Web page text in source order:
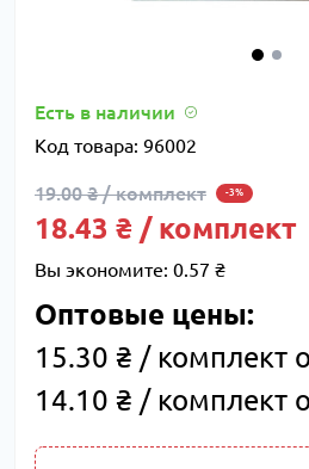
Есть в наличии
Код товара: 96002
19.00 ₴ / комплект -3%
18.43 ₴ / комплект
Вы экономите: 0.57 ₴
Оптовые цены:
15.30 ₴ / комплект
14.10 ₴ / комплект